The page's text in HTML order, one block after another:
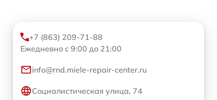
+7 (863) 209-71-88
Ежедневно с 9:00 до 21:00
info@rnd.miele-repair-center.ru
Социалистическая улица, 74